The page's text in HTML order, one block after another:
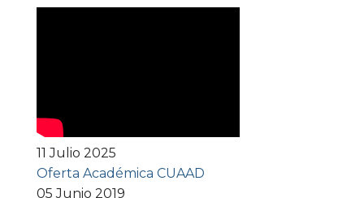
11 Julio 2025
Oferta Académica CUAAD
05 Junio 2019